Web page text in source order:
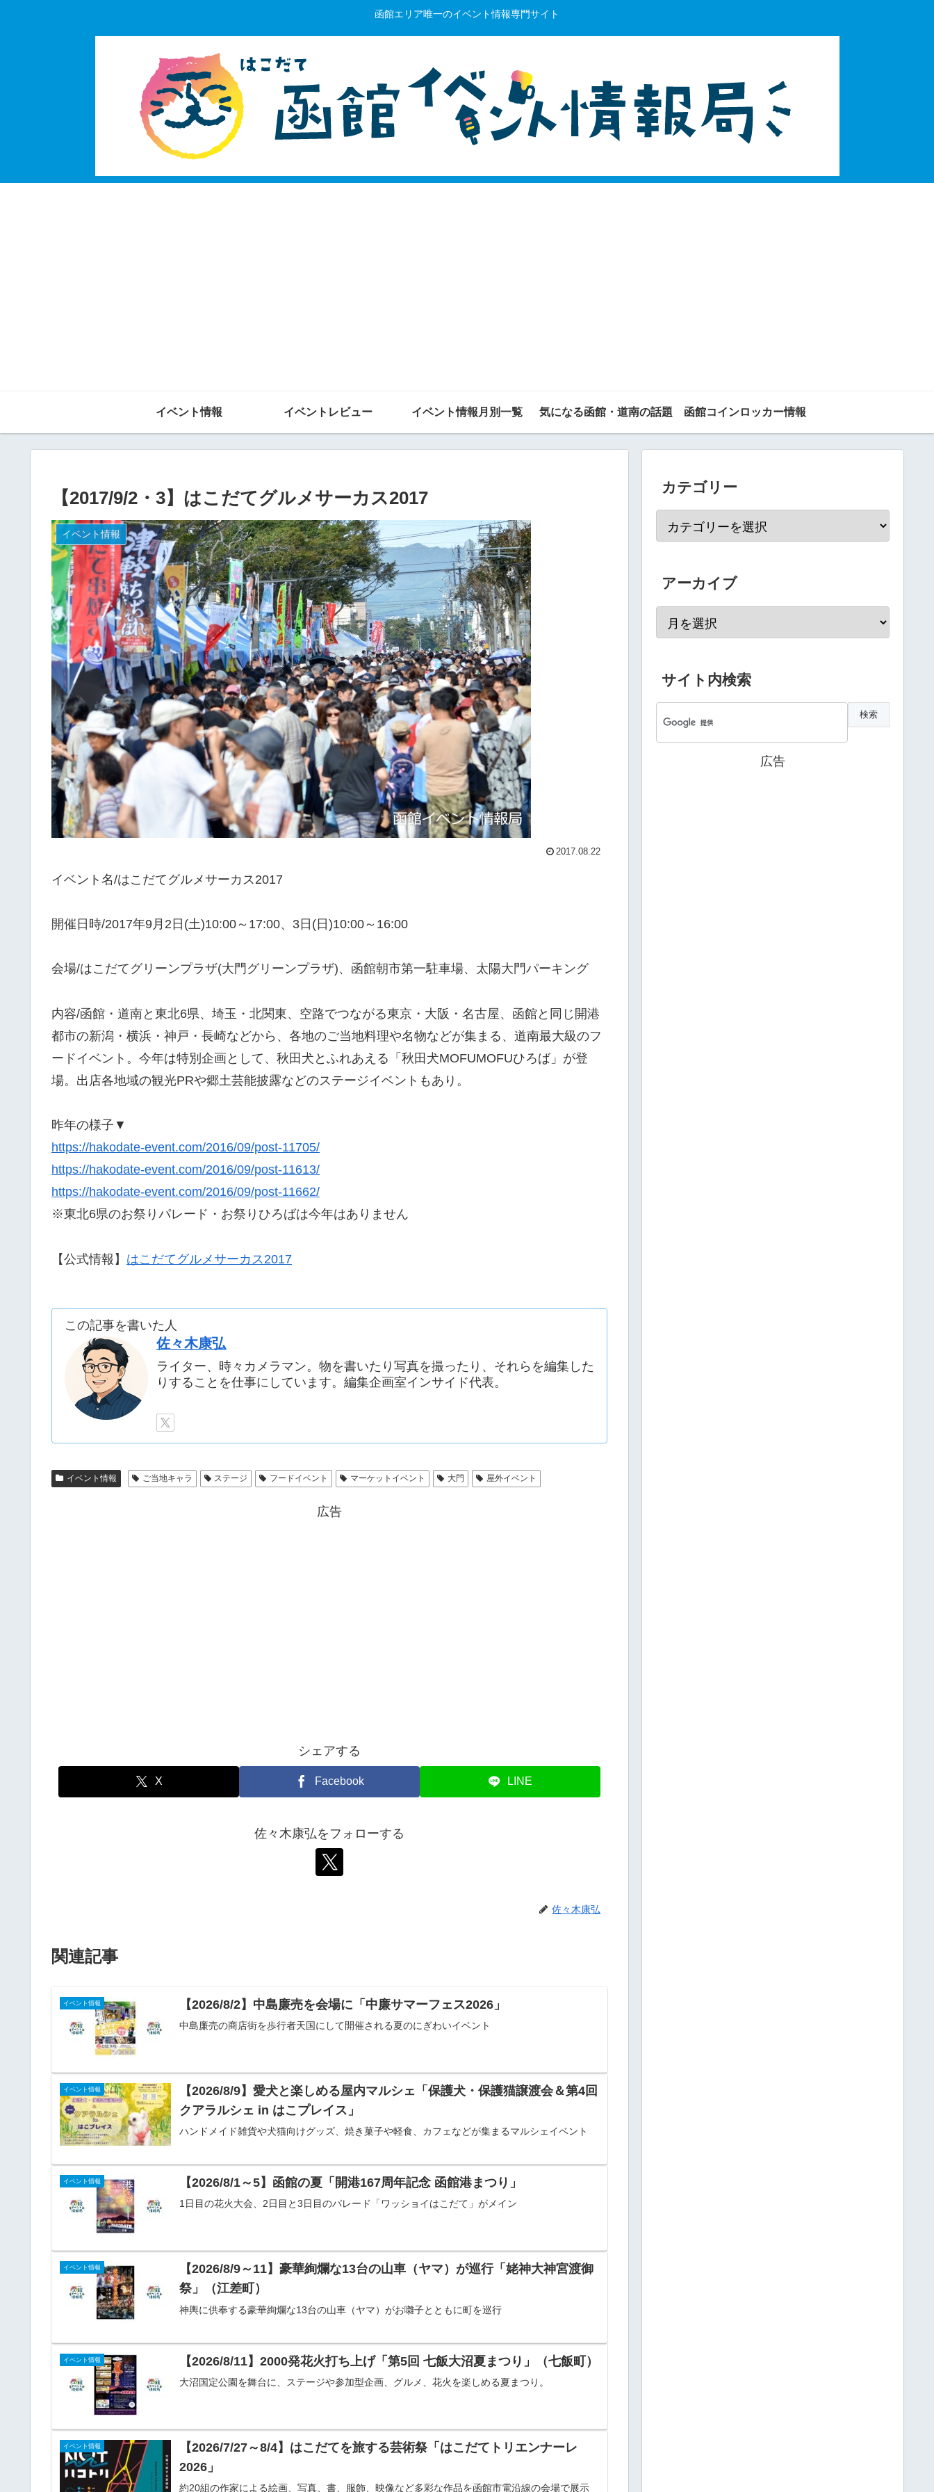
函館エリア唯一のイベント情報専門サイト
イベント情報 イベントレビュー イベント情報月別一覧 気になる函館・道南の話題 函館コインロッカー情報
【2017/9/2・3】はこだてグルメサーカス2017
イベント情報
2017.08.22
イベント名/はこだてグルメサーカス2017
開催日時/2017年9月2日(土)10:00～17:00、3日(日)10:00～16:00
会場/はこだてグリーンプラザ(大門グリーンプラザ)、函館朝市第一駐車場、太陽大門パーキング
内容/函館・道南と東北6県、埼玉・北関東、空路でつながる東京・大阪・名古屋、函館と同じ開港
都市の新潟・横浜・神戸・長崎などから、各地のご当地料理や名物などが集まる、道南最大級のフ
ードイベント。今年は特別企画として、秋田犬とふれあえる「秋田犬MOFUMOFUひろば」が登
場。出店各地域の観光PRや郷土芸能披露などのステージイベントもあり。
昨年の様子▼
https://hakodate-event.com/2016/09/post-11705/
https://hakodate-event.com/2016/09/post-11613/
https://hakodate-event.com/2016/09/post-11662/
※東北6県のお祭りパレード・お祭りひろばは今年はありません
【公式情報】 はこだてグルメサーカス2017
この記事を書いた人
佐々木康弘
ライター、時々カメラマン。物を書いたり写真を撮ったり、それらを編集した
りすることを仕事にしています。編集企画室インサイド代表。
イベント情報 ご当地キャラ ステージ フードイベント マーケットイベント 大門 屋外イベント
広告
シェアする
X Facebook LINE
佐々木康弘をフォローする
佐々木康弘
関連記事
イベント情報 【2026/8/2】中島廉売を会場に「中廉サマーフェス2026」
中島廉売の商店街を歩行者天国にして開催される夏のにぎわいイベント
イベント情報
【2026/8/9】愛犬と楽しめる屋内マルシェ「保護犬・保護猫譲渡会＆第4回
クアラルシェ in はこプレイス」
ハンドメイド雑貨や犬猫向けグッズ、焼き菓子や軽食、カフェなどが集まるマルシェイベント
イベント情報 【2026/8/1～5】函館の夏「開港167周年記念 函館港まつり」
1日目の花火大会、2日目と3日目のパレード「ワッショイはこだて」がメイン
イベント情報
【2026/8/9～11】豪華絢爛な13台の山車（ヤマ）が巡行「姥神大神宮渡御
祭」（江差町）
神輿に供奉する豪華絢爛な13台の山車（ヤマ）がお囃子とともに町を巡行
イベント情報 【2026/8/11】2000発花火打ち上げ「第5回 七飯大沼夏まつり」（七飯町）
大沼国定公園を舞台に、ステージや参加型企画、グルメ、花火を楽しめる夏まつり。
イベント情報
【2026/7/27～8/4】はこだてを旅する芸術祭「はこだてトリエンナーレ
2026」
約20組の作家による絵画、写真、書、服飾、映像など多彩な作品を函館市電沿線の会場で展示
カテゴリー
アーカイブ
サイト内検索
広告